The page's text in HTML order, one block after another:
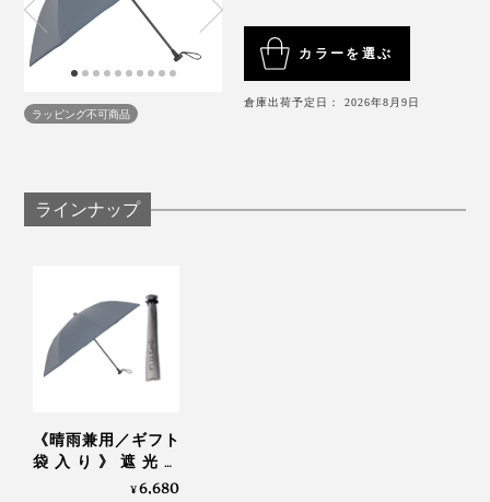
必要十分の“短傘”を携帯すれば、強い日差しも突然の雨
も、余裕でブロックできます。
カラーは「ライトグレー」「グレー」「ブラック」の3
りはこちら
3. 尖っていない
『+TIC HYBRID』は、傘の親骨の先端である「露先
（つゆさき）」が隠れたデザイン。まわりの人を露先で
さしてしまう心配がありません。
傘生地の端を別生地でパイピング。露先部分は二重にな
この傘は、そんなストレスがない。折りたたまずバッグ
に入れられる傘は、ほかにないと思います。
加えて、露先が隠れていることの安心感。
く、視界に尖ったものがないことが、予想以上に快適。
見しました。
ラッピング不可商品
カラーを選ぶ
倉庫出荷予定日： 2026年8月9日
ラインナップ
《晴雨兼用／ギフト
袋入り》遮光率
100％、折り畳まな
¥6,680